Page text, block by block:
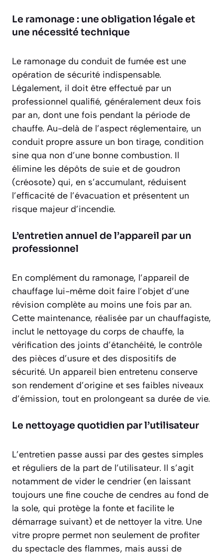
Le ramonage : une obligation légale et
une nécessité technique
Le ramonage du conduit de fumée est une
opération de sécurité indispensable.
Légalement, il doit être effectué par un
professionnel qualifié, généralement deux fois
par an, dont une fois pendant la période de
chauffe. Au-delà de l’aspect réglementaire, un
conduit propre assure un bon tirage, condition
sine qua non d’une bonne combustion. Il
élimine les dépôts de suie et de goudron
(créosote) qui, en s’accumulant, réduisent
l’efficacité de l’évacuation et présentent un
risque majeur d’incendie.
L’entretien annuel de l’appareil par un
professionnel
En complément du ramonage, l’appareil de
chauffage lui-même doit faire l’objet d’une
révision complète au moins une fois par an.
Cette maintenance, réalisée par un chauffagiste,
inclut le nettoyage du corps de chauffe, la
vérification des joints d’étanchéité, le contrôle
des pièces d’usure et des dispositifs de
sécurité. Un appareil bien entretenu conserve
son rendement d’origine et ses faibles niveaux
d’émission, tout en prolongeant sa durée de vie.
Le nettoyage quotidien par l’utilisateur
L’entretien passe aussi par des gestes simples
et réguliers de la part de l’utilisateur. Il s’agit
notamment de vider le cendrier (en laissant
toujours une fine couche de cendres au fond de
la sole, qui protège la fonte et facilite le
démarrage suivant) et de nettoyer la vitre. Une
vitre propre permet non seulement de profiter
du spectacle des flammes, mais aussi de